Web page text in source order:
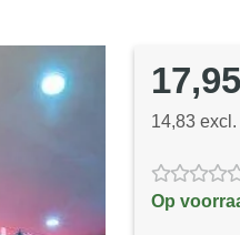
17,95
14,83
Op